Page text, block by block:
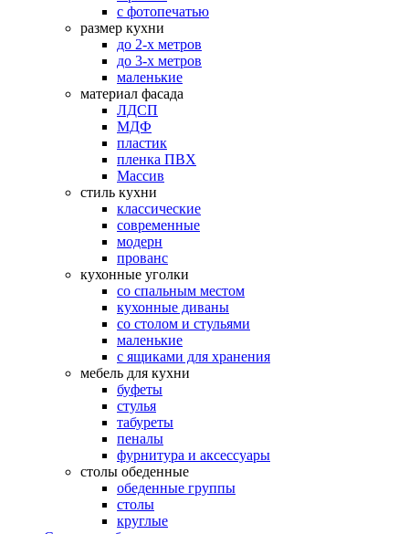
с фотопечатью
размер кухни
до 2-х метров
до 3-х метров
маленькие
материал фасада
ЛДСП
МДФ
пластик
пленка ПВХ
Массив
стиль кухни
классические
современные
модерн
прованс
кухонные уголки
со спальным местом
кухонные диваны
со столом и стульями
маленькие
с ящиками для хранения
мебель для кухни
буфеты
стулья
табуреты
пеналы
фурнитура и аксессуары
столы обеденные
обеденные группы
столы
круглые